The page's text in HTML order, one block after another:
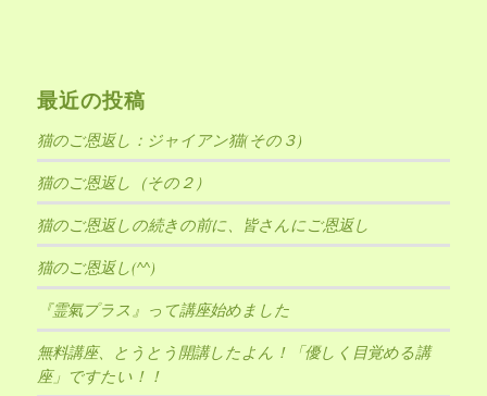
最近の投稿
猫のご恩返し：ジャイアン猫(その３)
猫のご恩返し（その２）
猫のご恩返しの続きの前に、皆さんにご恩返し
猫のご恩返し(^^)
『霊氣プラス』って講座始めました
無料講座、とうとう開講したよん！「優しく目覚める講
座」ですたい！！